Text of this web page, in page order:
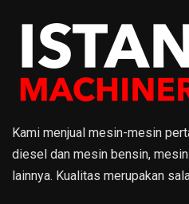
Kami menjual mesin-mesin
diesel dan mesin bensin,
lainnya. Kualitas merupakan